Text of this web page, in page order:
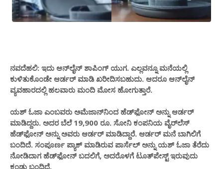
ನವದೆಹಲಿ: ಇದು ಆನ್‌ಲೈನ್ ಶಾಪಿಂಗ್ ಯುಗ. ಎಲ್ಲವನ್ನೂ ಮನೆಯಲ್ಲಿ
ಕುಳಿತುಕೊಂಡೇ ಆರ್ಡರ್ ಮಾಡಿ ಖರೀದಿಸಬಹುದು. ಆದರೂ ಆನ್‌ಲೈನ್
ವ್ಯವಹಾರದಲ್ಲಿ ಹಲವಾರು ಮಂದಿ ಮೋಸ ಹೋಗುತ್ತಾರೆ.
ಯಶ್ ಓಜಾ ಎಂಬವರು ಅಮೆಜಾನ್‌ನಿಂದ ಹೆಡ್‌ಫೋನ್ ಅನ್ನು ಆರ್ಡರ್
ಮಾಡಿದ್ದರು. ಅದರ ಬೆಲೆ 19,900 ರೂ. ಸೋನಿ ಕಂಪನಿಯ ವೈರ್‌ಲೆಸ್
ಹೆಡ್‌ಫೋನ್‌ ಅನ್ನು ಅವರು ಆರ್ಡರ್ ಮಾಡಿದ್ದಾರೆ. ಆರ್ಡರ್​​ ಮನೆ ಬಾಗಿಲಿಗೆ
ಬಂದಿದೆ. ಸಂಪೂರ್ಣ ಪ್ಯಾಕ್ ಮಾಡಿರುವ ಪಾರ್ಸೆಲ್ ಅನ್ನು ಯಶ್ ಓಜಾ ತೆರೆದು
ನೋಡಿದಾಗ ಹೆಡ್‌ಫೋನ್‌ ಬದಲಿಗೆ, ಅದರೊಳಗೆ ಟೂತ್‌ಪೇಸ್ಟ್ ಇರುವುದು
ಕಂಡು ಬಂದಿದೆ.